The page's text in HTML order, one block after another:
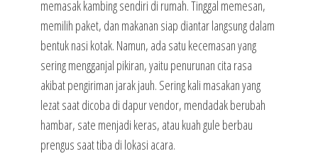
memasak kambing sendiri di rumah. Tinggal memesan,
memilih paket, dan makanan siap diantar langsung dalam
bentuk nasi kotak. Namun, ada satu kecemasan yang
sering mengganjal pikiran, yaitu penurunan cita rasa
akibat pengiriman jarak jauh. Sering kali masakan yang
lezat saat dicoba di dapur vendor, mendadak berubah
hambar, sate menjadi keras, atau kuah gule berbau
prengus saat tiba di lokasi acara.